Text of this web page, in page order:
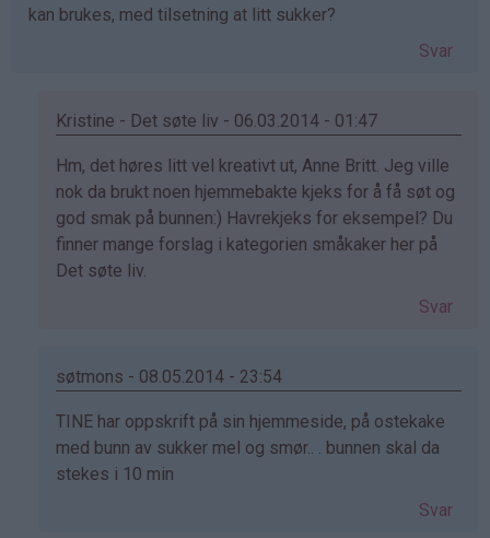
kan brukes, med tilsetning at litt sukker?
Svar
Kristine - Det søte liv - 06.03.2014 - 01:47
Som
svar
på
av
Anne
bekreftet)
Hm, det høres litt vel kreativt ut, Anne Britt. Jeg ville
nok da brukt noen hjemmebakte kjeks for å få søt og
god smak på bunnen:) Havrekjeks for eksempel? Du
finner mange forslag i kategorien småkaker her på
Det søte liv.
Svar
søtmons - 08.05.2014 - 23:54
Som
svar
på
TINE har oppskrift på sin hjemmeside, på ostekake
med bunn av sukker mel og smør.. . bunnen skal da
stekes i 10 min
Svar